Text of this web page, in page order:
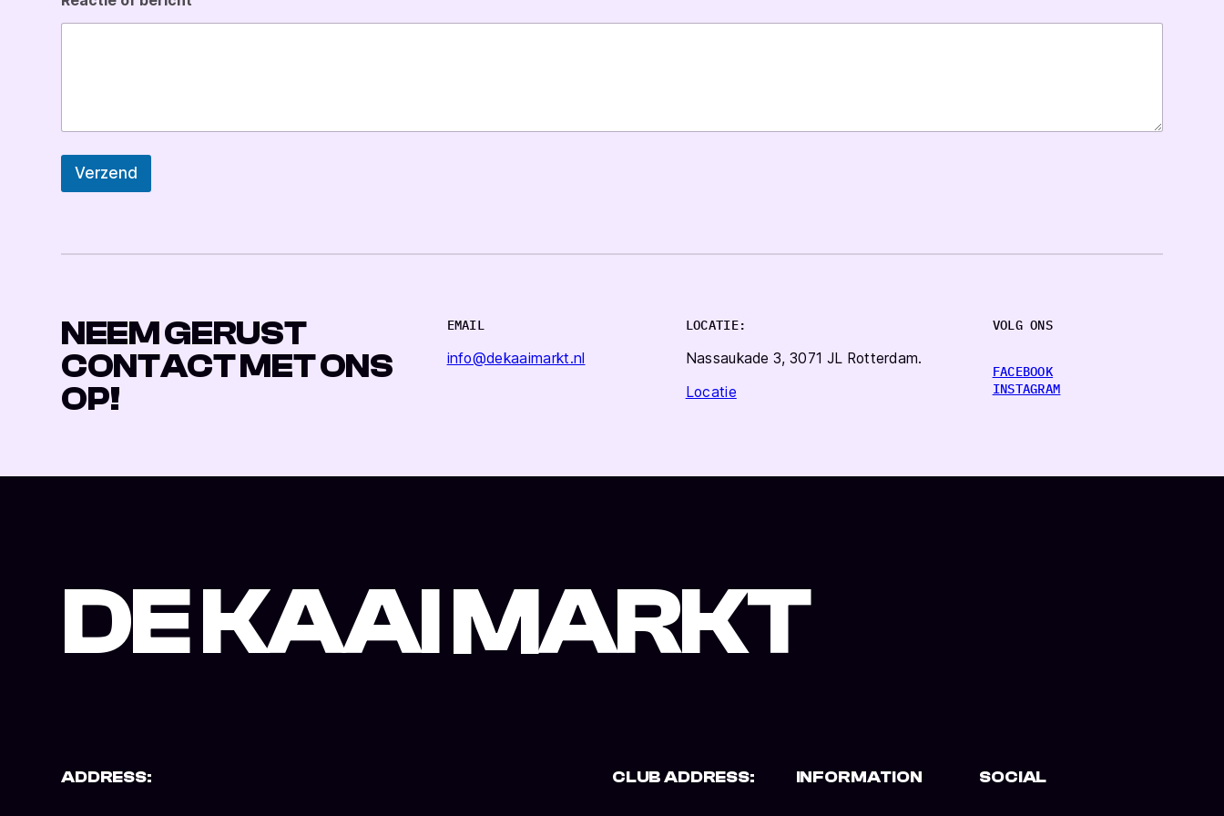
Verzend
NEEM GERUST
CONTACT MET ONS
OP!
EMAIL
info@dekaaimarkt.nl
LOCATIE:
Nassaukade 3, 3071 JL Rotterdam.
Locatie
VOLG ONS
FACEBOOK
INSTAGRAM
DE KAAI MARKT
ADDRESS: CLUB ADDRESS: INFORMATION SOCIAL